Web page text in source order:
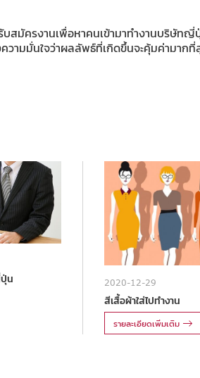
มัครงานเพื่อหาคนเข้ามาทำงานบริษัทญี่
ามมั่นใจว่าผลลัพธ์ที่เกิดขึ้นจะคุ้มค่ามากที่
น 2020-12-29
สีเสื้อผ้าใส่ไปทำงาน
รายละเอียดเพิ่มเติม